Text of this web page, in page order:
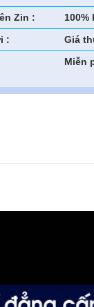
Zin :
100%
:
Giá
Miễn